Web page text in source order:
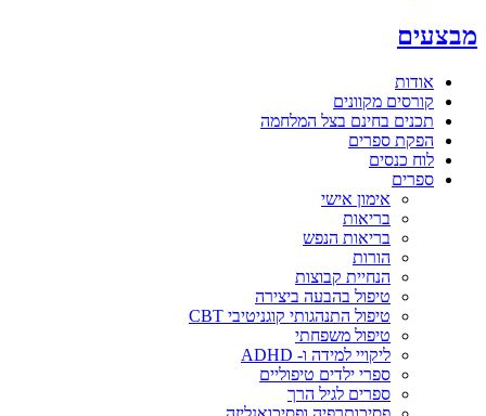
מבצעים
אודות
קורסים מקוונים
תכנים בחינם בצל המלחמה
הפקת ספרים
לוח כנסים
ספרים
אימון אישי
בריאות
בריאות הנפש
הורות
הנחיית קבוצות
טיפול בהבעה ביצירה
טיפול התנהגותי קוגניטיבי CBT
טיפול משפחתי
ליקויי למידה ו- ADHD
ספרי ילדים טיפוליים
ספרים לגיל הרך